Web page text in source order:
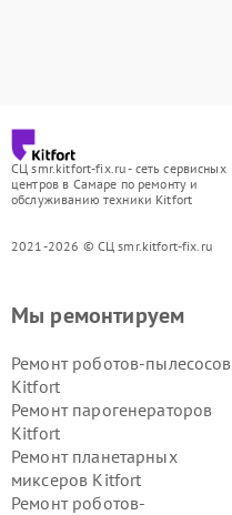
СЦ smr.kitfort-fix.ru - сеть сервисных
центров в Самаре по ремонту и
обслуживанию техники Kitfort
2021-2026 © СЦ smr.kitfort-fix.ru
Мы ремонтируем
Ремонт роботов-пылесосов
Kitfort
Ремонт парогенераторов
Kitfort
Ремонт планетарных
миксеров Kitfort
Ремонт роботов-